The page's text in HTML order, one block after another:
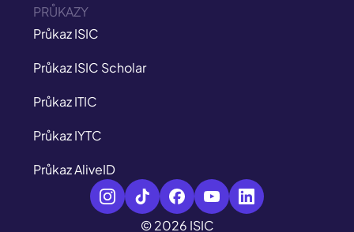
PRŮKAZY
Průkaz ISIC
Průkaz ISIC Scholar
Průkaz ITIC
Průkaz IYTC
Průkaz AliveID
© 2026 ISIC